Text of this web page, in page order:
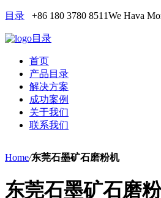
目录 +86 180 3780 8511We Hava
目录
首页
产品目录
解决方案
成功案例
关于我们
联系我们
Home/东莞石墨矿石磨粉机
东莞石墨矿石磨